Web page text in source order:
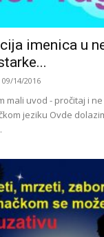
imenica u
09/14/2016
mali uvod - pročitaj i ne
jeziku Ovde